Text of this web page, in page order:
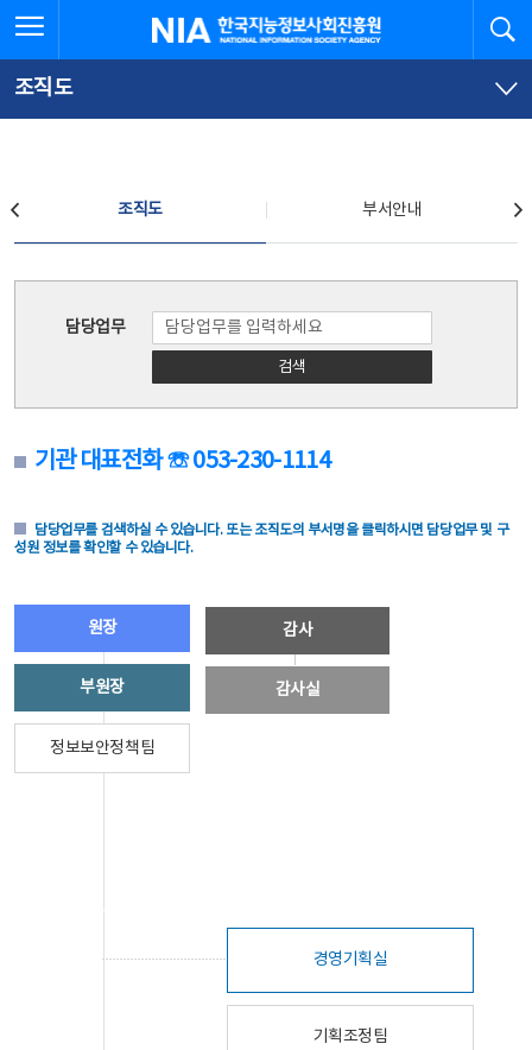
문
로
가
체
뉴
바
가
한국지능정보사회진흥원
조직도
조직도 부서안내
담당업무
검색
기관 대표전화 ☏ 053-230-1114
담당업무를 검색하실 수 있습니다. 또는 조직도의 부서명을 클릭하시면 담당업무 및 구
성원 정보를 확인할 수 있습니다.
원장
부원장
정보보안정책팀
감사
감사실
경영기획실
기획조정팀